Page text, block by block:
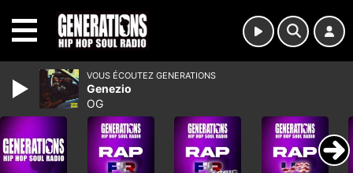
VOUS ÉCOUTEZ GENERATIONS
Genezio
OG